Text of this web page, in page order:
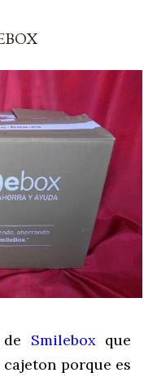
Smileboxque
porque es